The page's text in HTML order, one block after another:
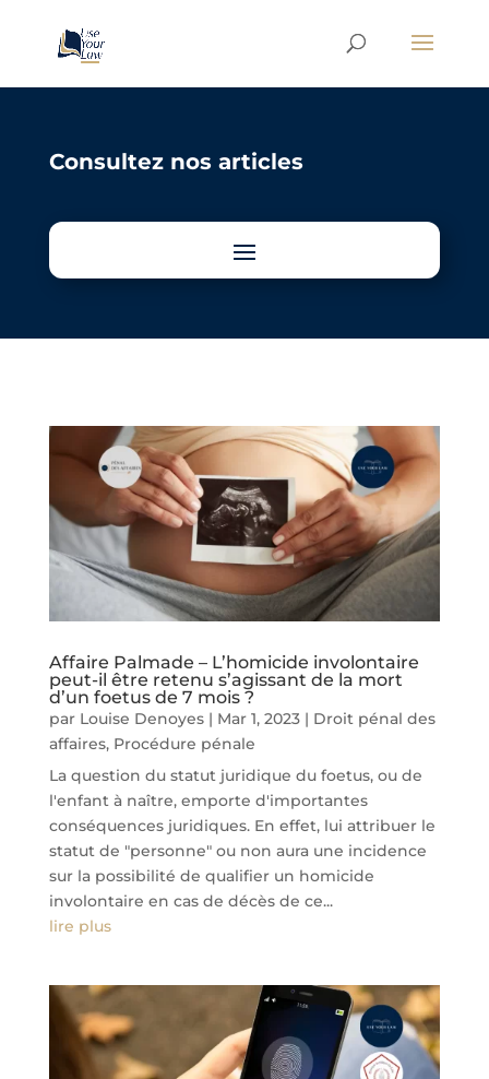
Consultez nos articles
Affaire Palmade – L’homicide involontaire
peut-il être retenu s’agissant de la mort
d’un foetus de 7 mois ?
par Louise Denoyes| Mar 1, 2023| Droit pénal des
affaires, Procédure pénale
La question du statut juridique du foetus, ou de
l'enfant à naître, emporte d'importantes
conséquences juridiques. En effet, lui attribuer le
statut de "personne" ou non aura une incidence
sur la possibilité de qualifier un homicide
involontaire en cas de décès de ce...
lire plus